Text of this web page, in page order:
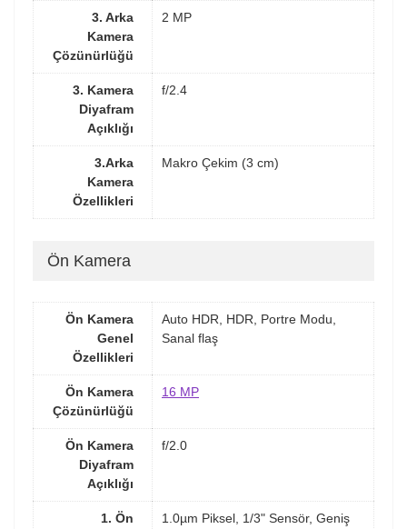
3. Arka
Kamera
Çözünürlüğü
2 MP
3. Kamera
Diyafram
Açıklığı
f/2.4
3.Arka
Kamera
Özellikleri
Makro Çekim (3 cm)
Ön Kamera
Ön Kamera
Genel
Özellikleri
Auto HDR, HDR, Portre Modu,
Sanal flaş
Ön Kamera
Çözünürlüğü
16 MP
Ön Kamera
Diyafram
Açıklığı
f/2.0
1. Ön
1.0µm Piksel, 1/3" Sensör, Geniş